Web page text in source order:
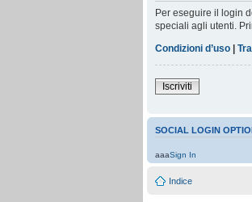
Per eseguire il login
speciali agli utenti.
Condizioni d’uso |
Iscriviti
SOCIAL LOGIN
aaaSign In
Indice